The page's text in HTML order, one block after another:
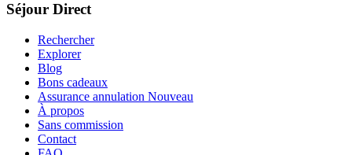
Séjour Direct
Rechercher
Explorer
Blog
Bons cadeaux
Assurance annulation Nouveau
À propos
Sans commission
Contact